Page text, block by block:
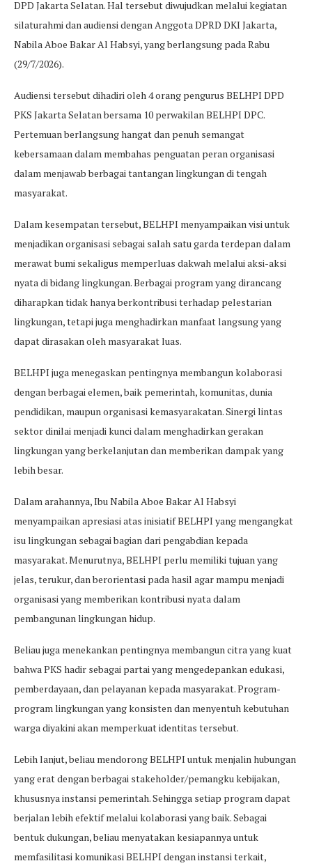
DPD Jakarta Selatan. Hal tersebut diwujudkan melalui kegiatan
silaturahmi dan audiensi dengan Anggota DPRD DKI Jakarta,
Nabila Aboe Bakar Al Habsyi, yang berlangsung pada Rabu
(29/7/2026).
Audiensi tersebut dihadiri oleh 4 orang pengurus BELHPI DPD
PKS Jakarta Selatan bersama 10 perwakilan BELHPI DPC.
Pertemuan berlangsung hangat dan penuh semangat
kebersamaan dalam membahas penguatan peran organisasi
dalam menjawab berbagai tantangan lingkungan di tengah
masyarakat.
Dalam kesempatan tersebut, BELHPI menyampaikan visi untuk
menjadikan organisasi sebagai salah satu garda terdepan dalam
merawat bumi sekaligus memperluas dakwah melalui aksi-aksi
nyata di bidang lingkungan. Berbagai program yang dirancang
diharapkan tidak hanya berkontribusi terhadap pelestarian
lingkungan, tetapi juga menghadirkan manfaat langsung yang
dapat dirasakan oleh masyarakat luas.
BELHPI juga menegaskan pentingnya membangun kolaborasi
dengan berbagai elemen, baik pemerintah, komunitas, dunia
pendidikan, maupun organisasi kemasyarakatan. Sinergi lintas
sektor dinilai menjadi kunci dalam menghadirkan gerakan
lingkungan yang berkelanjutan dan memberikan dampak yang
lebih besar.
Dalam arahannya, Ibu Nabila Aboe Bakar Al Habsyi
menyampaikan apresiasi atas inisiatif BELHPI yang mengangkat
isu lingkungan sebagai bagian dari pengabdian kepada
masyarakat. Menurutnya, BELHPI perlu memiliki tujuan yang
jelas, terukur, dan berorientasi pada hasil agar mampu menjadi
organisasi yang memberikan kontribusi nyata dalam
pembangunan lingkungan hidup.
Beliau juga menekankan pentingnya membangun citra yang kuat
bahwa PKS hadir sebagai partai yang mengedepankan edukasi,
pemberdayaan, dan pelayanan kepada masyarakat. Program-
program lingkungan yang konsisten dan menyentuh kebutuhan
warga diyakini akan memperkuat identitas tersebut.
Lebih lanjut, beliau mendorong BELHPI untuk menjalin hubungan
yang erat dengan berbagai stakeholder/pemangku kebijakan,
khususnya instansi pemerintah. Sehingga setiap program dapat
berjalan lebih efektif melalui kolaborasi yang baik. Sebagai
bentuk dukungan, beliau menyatakan kesiapannya untuk
memfasilitasi komunikasi BELHPI dengan instansi terkait,